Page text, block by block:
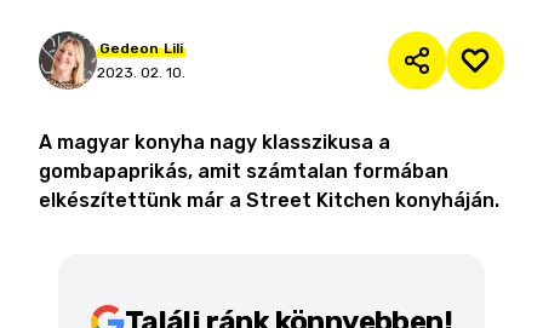
Gedeon Lili
2023. 02. 10.
A magyar konyha nagy klasszikusa a
gombapaprikás, amit számtalan formában
elkészítettünk már a Street Kitchen konyháján.